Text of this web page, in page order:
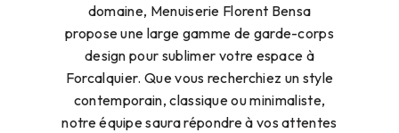
domaine, Menuiserie Florent Bensa
propose une large gamme de garde-corps
design pour sublimer votre espace à
Forcalquier. Que vous recherchiez un style
contemporain, classique ou minimaliste,
notre équipe saura répondre à vos attentes